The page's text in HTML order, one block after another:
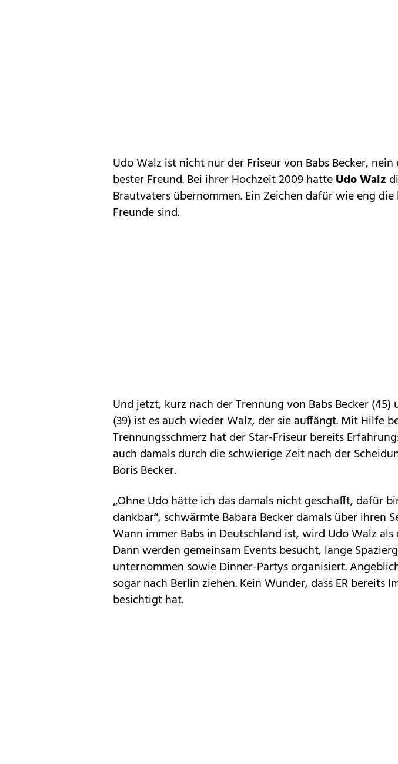
Udo Walz ist nicht nur der Friseur von Babs Becker,
bester Freund. Bei ihrer Hochzeit 2009 hatteUdo Walz
Brautvaters übernommen. Ein Zeichen dafür wie eng
Freunde sind.
Und jetzt, kurz nach der Trennung von Babs Becker (45)
(39) ist es auch wieder Walz, der sie auffängt. Mit Hilfe
Trennungsschmerz hat der Star-Friseur bereits
auch damals durch die schwierige Zeit nach der
Boris Becker.
„Ohne Udo hätte ich das damals nicht geschafft, dafür
dankbar“, schwärmte Babara Becker damals über ihren
Wann immer Babs in Deutschland ist, wird Udo Walz
Dann werden gemeinsam Events besucht, lange
unternommen sowie Dinner-Partys organisiert.
sogar nach Berlin ziehen. Kein Wunder, dass ER bereits
besichtigt hat.